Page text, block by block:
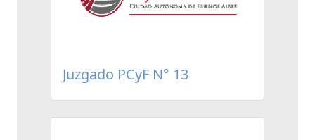
Juzgado PCyF N° 13